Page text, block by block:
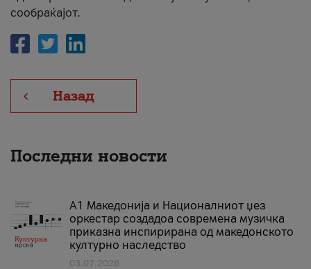
сообраќајот.
Назад
Последни новости
А1 Македонија и Националниот џез
оркестар создадоа современа музичка
приказна инспирирана од македонското
културно наследство
03.07.2026